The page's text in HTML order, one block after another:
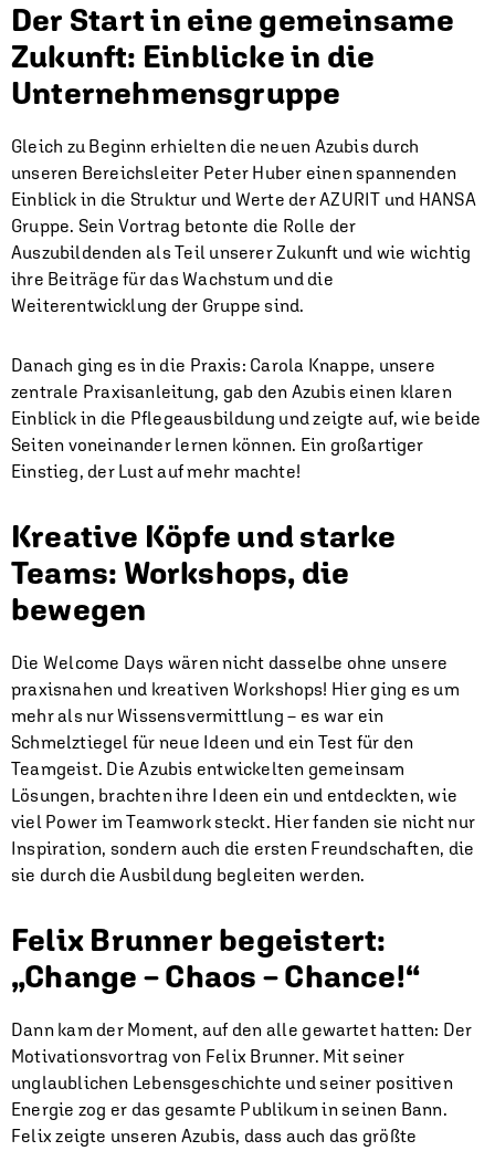
Der Start in eine gemeinsame
Zukunft: Einblicke in die
Unternehmensgruppe
Gleich zu Beginn erhielten die neuen Azubis durch
unseren Bereichsleiter Peter Huber einen spannenden
Einblick in die Struktur und Werte der AZURIT und HANSA
Gruppe. Sein Vortrag betonte die Rolle der
Auszubildenden als Teil unserer Zukunft und wie wichtig
ihre Beiträge für das Wachstum und die
Weiterentwicklung der Gruppe sind.
Danach ging es in die Praxis: Carola Knappe, unsere
zentrale Praxisanleitung, gab den Azubis einen klaren
Einblick in die Pflegeausbildung und zeigte auf, wie beide
Seiten voneinander lernen können. Ein großartiger
Einstieg, der Lust auf mehr machte!
Kreative Köpfe und starke
Teams: Workshops, die
bewegen
Die Welcome Days wären nicht dasselbe ohne unsere
praxisnahen und kreativen Workshops! Hier ging es um
mehr als nur Wissensvermittlung – es war ein
Schmelztiegel für neue Ideen und ein Test für den
Teamgeist. Die Azubis entwickelten gemeinsam
Lösungen, brachten ihre Ideen ein und entdeckten, wie
viel Power im Teamwork steckt. Hier fanden sie nicht nur
Inspiration, sondern auch die ersten Freundschaften, die
sie durch die Ausbildung begleiten werden.
Felix Brunner begeistert:
„Change – Chaos – Chance!“
Dann kam der Moment, auf den alle gewartet hatten: Der
Motivationsvortrag von Felix Brunner. Mit seiner
unglaublichen Lebensgeschichte und seiner positiven
Energie zog er das gesamte Publikum in seinen Bann.
Felix zeigte unseren Azubis, dass auch das größte